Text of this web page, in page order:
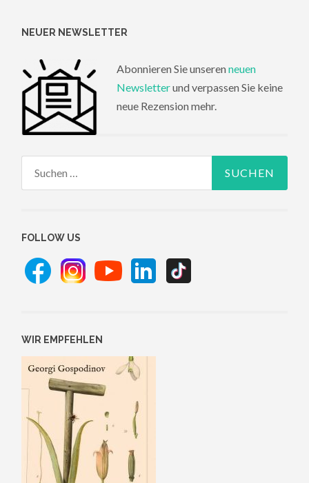
NEUER NEWSLETTER
Abonnieren Sie unseren neuen
Newsletterund verpassen Sie keine
neue Rezension mehr.
FOLLOW US
WIR EMPFEHLEN